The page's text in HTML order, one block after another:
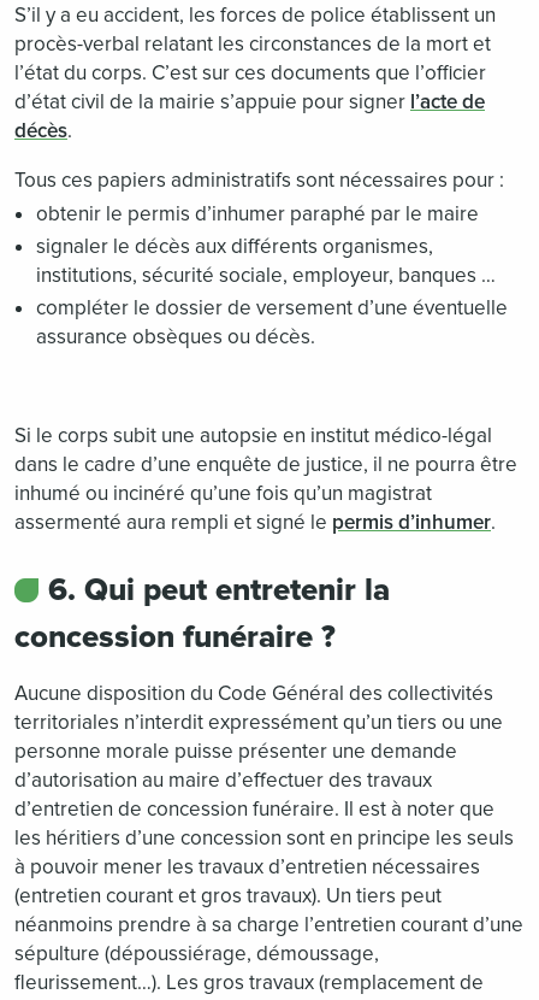
S’il y a eu accident, les forces de police établissent un
procès-verbal relatant les circonstances de la mort et
l’état du corps. C’est sur ces documents que l’officier
d’état civil de la mairie s’appuie pour signer l’acte de
décès.
Tous ces papiers administratifs sont nécessaires pour :
obtenir le permis d’inhumer paraphé par le maire
signaler le décès aux différents organismes,
institutions, sécurité sociale, employeur, banques …
compléter le dossier de versement d’une éventuelle
assurance obsèques ou décès.
Si le corps subit une autopsie en institut médico-légal
dans le cadre d’une enquête de justice, il ne pourra être
inhumé ou incinéré qu’une fois qu’un magistrat
assermenté aura rempli et signé le permis d’inhumer.
6. Qui peut entretenir la
concession funéraire ?
Aucune disposition du Code Général des collectivités
territoriales n’interdit expressément qu’un tiers ou une
personne morale puisse présenter une demande
d’autorisation au maire d’effectuer des travaux
d’entretien de concession funéraire. Il est à noter que
les héritiers d’une concession sont en principe les seuls
à pouvoir mener les travaux d’entretien nécessaires
(entretien courant et gros travaux). Un tiers peut
néanmoins prendre à sa charge l’entretien courant d’une
sépulture (dépoussiérage, démoussage,
fleurissement…). Les gros travaux (remplacement de